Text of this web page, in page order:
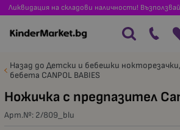
Ликвидация на складови наличности!
Назад до Детски и бебешки
бебета CANPOL BABIES
Ножичка с предпазител
Арт.№: 2/809_blu